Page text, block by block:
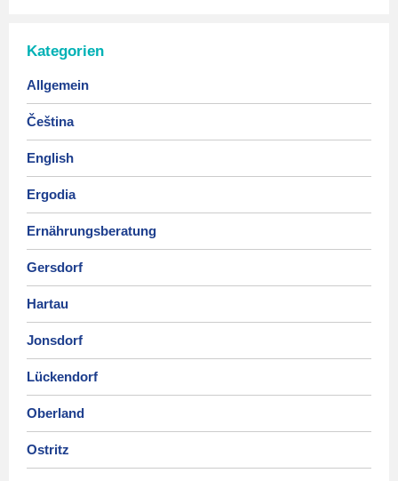
Kategorien
Allgemein
Čeština
English
Ergodia
Ernährungsberatung
Gersdorf
Hartau
Jonsdorf
Lückendorf
Oberland
Ostritz